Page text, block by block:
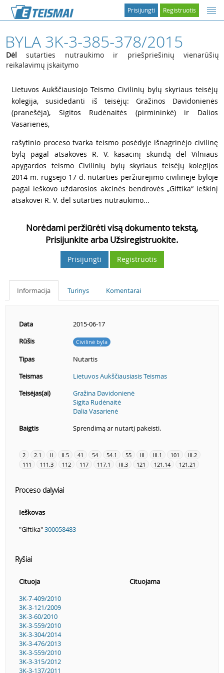
Registruotis
Prisijungti
BYLA 3K-3-385-378/2015
Dėl sutarties nutraukimo ir priešpriešinių vienarūšių
reikalavimų įskaitymo
Lietuvos Aukščiausiojo Teismo Civilinių bylų skyriaus teisėjų
kolegija, susidedanti iš teisėjų: Gražinos Davidonienės
(pranešėja), Sigitos Rudėnaitės (pirmininkė) ir Dalios
Vasarienės,
rašytinio proceso tvarka teismo posėdyje išnagrinėjo civilinę
bylą pagal atsakovės R. V. kasacinį skundą dėl Vilniaus
apygardos teismo Civilinių bylų skyriaus teisėjų kolegijos
2014 m. rugsėjo 17 d. nutarties peržiūrėjimo civilinėje byloje
pagal ieškovo uždarosios akcinės bendrovės „Giftika“ ieškinį
atsakovei R. V. dėl sutarties nutraukimo...
Norėdami peržiūrėti visą dokumento tekstą,
Prisijunkite arba Užsiregistruokite.
Prisijungti Registruotis
Informacija Turinys Komentarai
Data
2015-06-17
Rūšis
Civilinė byla
Tipas
Nutartis
Teismas
Lietuvos Aukščiausiasis Teismas
Teisėjas(ai)
Gražina Davidonienė
Sigita Rudėnaitė
Dalia Vasarienė
Baigtis
Sprendimą ar nutartį pakeisti.
2 2.1 II II.5 41 54 54.1 55 III III.1 101
III.2
111
111.3 112 117 117.1 III.3 121 121.14 121.21
Proceso dalyviai
Ieškovas
"Giftika"300058483
Ryšiai
Cituoja
Cituojama
3K-7-409/2010
3K-3-121/2009
3K-3-60/2010
3K-3-559/2010
3K-3-304/2014
3K-3-476/2013
3K-3-559/2010
3K-3-315/2012
3K-3-137/2011